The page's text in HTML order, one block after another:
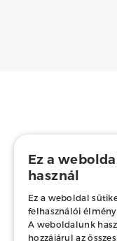
Ez a
használ
Ez a weboldal
felhasználói
A weboldalunk
hozzájárul az